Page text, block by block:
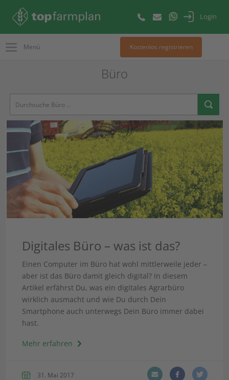
Login
Menü Kostenlos registrieren
Büro
Digitales Büro – was ist das?
Einen Computer im Büro hat wohl mittlerweile jeder –
aber ist das Büro damit gleich digital? In diesem
Artikel erfährst Du, was ein digitales Agrarbüro
wirklich ausmacht und wie Du durch Dein
Smartphone auch unterwegs Dein Büro immer dabei
hast.
Mehr erfahren
31. Mai 2017